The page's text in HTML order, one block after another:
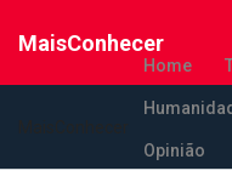
MaisConhecer
Home
Opinião